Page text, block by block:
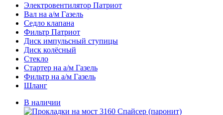
Электровентилятор Патриот
Вал на а/м Газель
Седло клапана
Фильтр Патриот
Диск импульсный ступицы
Диск колёсный
Стекло
Стартер на а/м Газель
Фильтр на а/м Газель
Шланг
В наличии